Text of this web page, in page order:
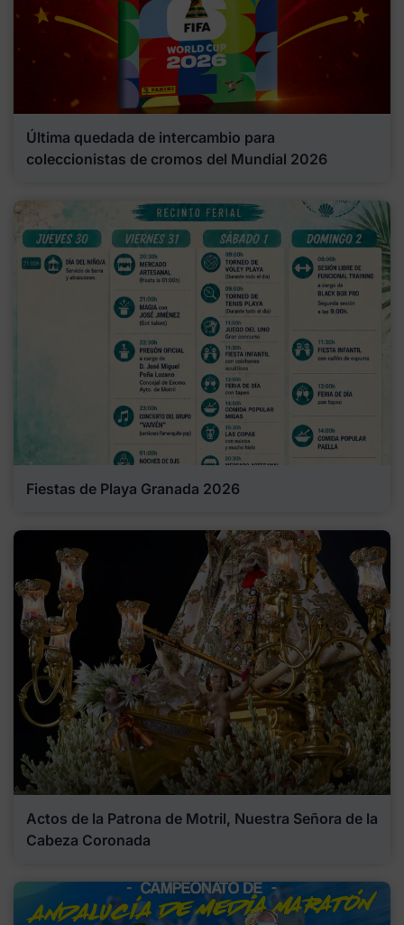
Última quedada de intercambio para
coleccionistas de cromos del Mundial 2026
Fiestas de Playa Granada 2026
Actos de la Patrona de Motril, Nuestra Señora de la
Cabeza Coronada